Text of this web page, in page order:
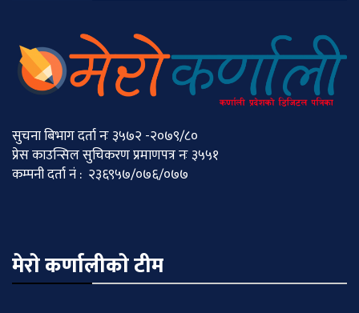
सुचना बिभाग दर्ता नः ३५७२ -२०७९/८०
प्रेस काउन्सिल सुचिकरण प्रमाणपत्र नः ३५५१
कम्पनी दर्ता नं : २३६९५७/०७६/०७७
मेराे कर्णालीकाे टीम